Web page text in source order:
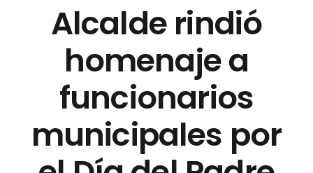
Alcalde rindió
homenaje a
funcionarios
municipales por